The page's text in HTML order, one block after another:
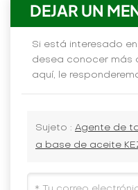
DEJAR UN
Si está interesado
desea conocer más
aquí, le
Sujeto : Agente de
a base de aceite